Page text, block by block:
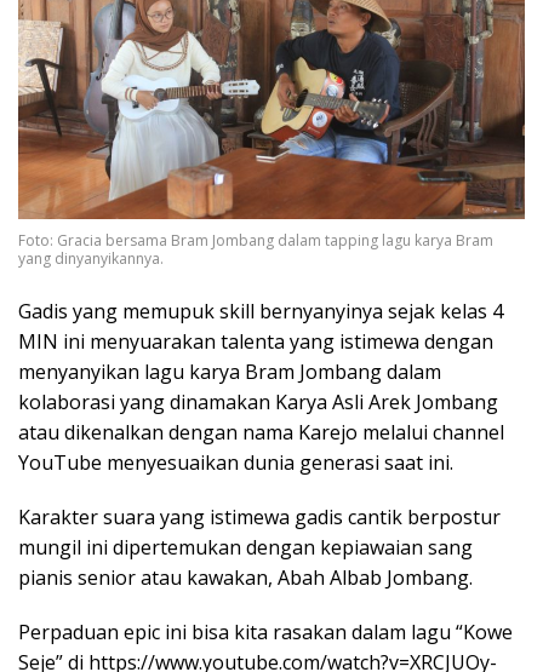
Foto: Gracia bersama Bram Jombang dalam tapping lagu karya Bram
yang dinyanyikannya.
Gadis yang memupuk skill bernyanyinya sejak kelas 4
MIN ini menyuarakan talenta yang istimewa dengan
menyanyikan lagu karya Bram Jombang dalam
kolaborasi yang dinamakan Karya Asli Arek Jombang
atau dikenalkan dengan nama Karejo melalui channel
YouTube menyesuaikan dunia generasi saat ini.
Karakter suara yang istimewa gadis cantik berpostur
mungil ini dipertemukan dengan kepiawaian sang
pianis senior atau kawakan, Abah Albab Jombang.
Perpaduan epic ini bisa kita rasakan dalam lagu “Kowe
Seje” di https://www.youtube.com/watch?v=XRCJUOy-